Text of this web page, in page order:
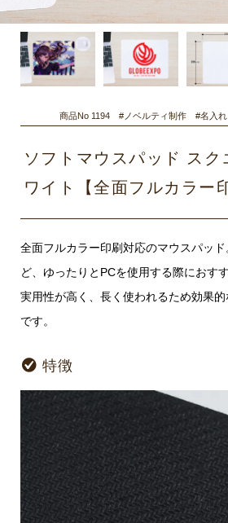
商品No 1194 #ノベルティ制作 #名入
ソフトマウスパッド スク
ワイト【全面フルカラー
全面フルカラー印刷対応のマウスパッ
ど、ゆったりとPCを使用する際におす
実用性が高く、長く使われるため効果
です。
特徴